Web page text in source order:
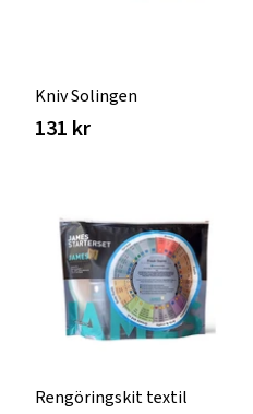
Kniv Solingen
131 kr
Rengöringskit textil